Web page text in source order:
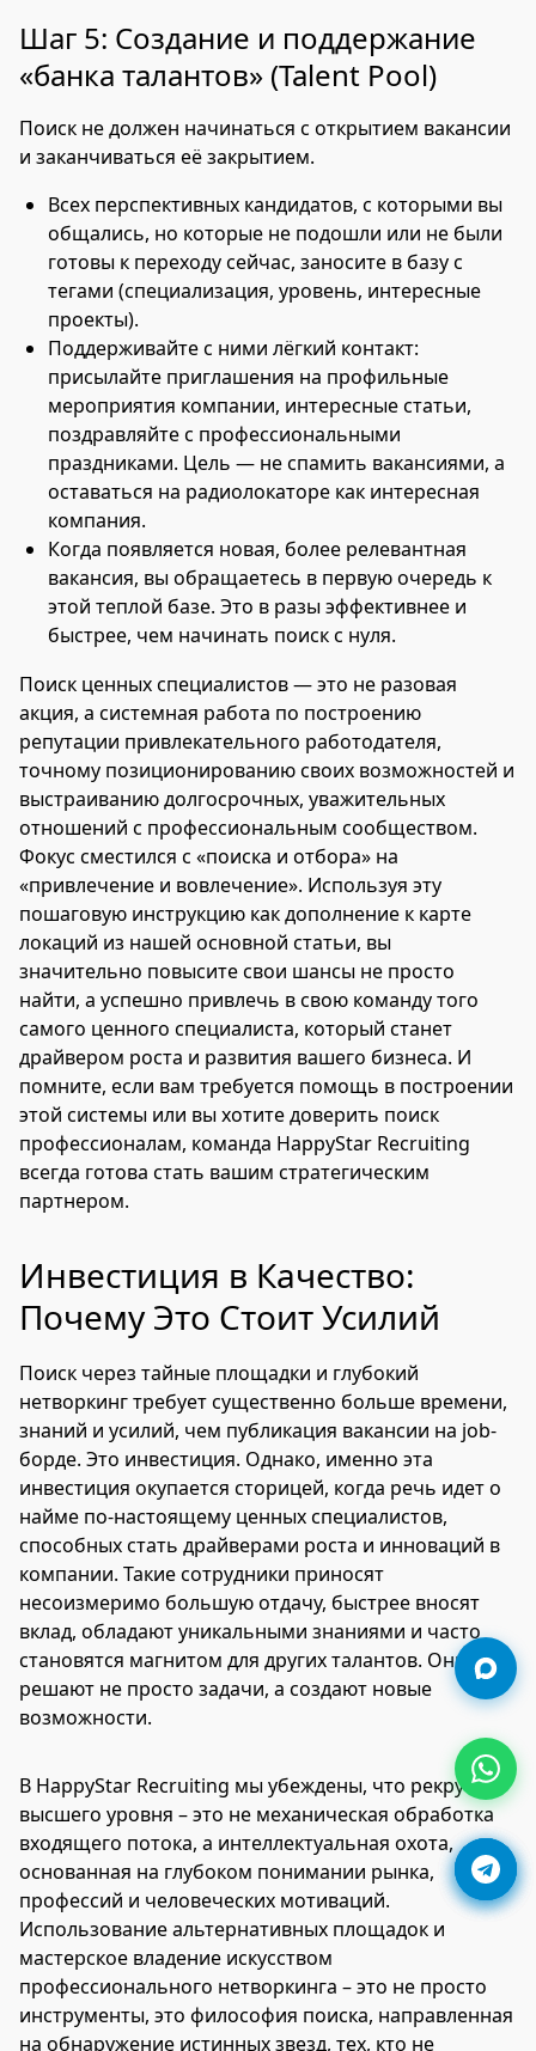
Шаг 5: Создание и поддержание
«банка талантов» (Talent Pool)
Поиск не должен начинаться с открытием вакансии
и заканчиваться её закрытием.
Всех перспективных кандидатов, с которыми вы
общались, но которые не подошли или не были
готовы к переходу сейчас, заносите в базу с
тегами (специализация, уровень, интересные
проекты).
Поддерживайте с ними лёгкий контакт:
присылайте приглашения на профильные
мероприятия компании, интересные статьи,
поздравляйте с профессиональными
праздниками. Цель — не спамить вакансиями, а
оставаться на радиолокаторе как интересная
компания.
Когда появляется новая, более релевантная
вакансия, вы обращаетесь в первую очередь к
этой теплой базе. Это в разы эффективнее и
быстрее, чем начинать поиск с нуля.
Поиск ценных специалистов — это не разовая
акция, а системная работа по построению
репутации привлекательного работодателя,
точному позиционированию своих возможностей и
выстраиванию долгосрочных, уважительных
отношений с профессиональным сообществом.
Фокус сместился с «поиска и отбора» на
«привлечение и вовлечение». Используя эту
пошаговую инструкцию как дополнение к карте
локаций из нашей основной статьи, вы
значительно повысите свои шансы не просто
найти, а успешно привлечь в свою команду того
самого ценного специалиста, который станет
драйвером роста и развития вашего бизнеса. И
помните, если вам требуется помощь в построении
этой системы или вы хотите доверить поиск
профессионалам, команда HappyStar Recruiting
всегда готова стать вашим стратегическим
партнером.
Инвестиция в Качество:
Почему Это Стоит Усилий
Поиск через тайные площадки и глубокий
нетворкинг требует существенно больше времени,
знаний и усилий, чем публикация вакансии на job-
борде. Это инвестиция. Однако, именно эта
инвестиция окупается сторицей, когда речь идет о
найме по-настоящему ценных специалистов,
способных стать драйверами роста и инноваций в
компании. Такие сотрудники приносят
несоизмеримо большую отдачу, быстрее вносят
вклад, обладают уникальными знаниями и часто
становятся магнитом для других талантов. Они
решают не просто задачи, а создают новые
возможности.
В HappyStar Recruiting мы убеждены, что рекрутинг
высшего уровня – это не механическая обработка
входящего потока, а интеллектуальная охота,
основанная на глубоком понимании рынка,
профессий и человеческих мотиваций.
Использование альтернативных площадок и
мастерское владение искусством
профессионального нетворкинга – это не просто
инструменты, это философия поиска, направленная
на обнаружение истинных звезд, тех, кто не